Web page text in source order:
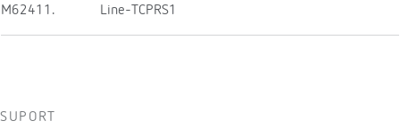
M62411. Line-TCPRS1
SUPORT